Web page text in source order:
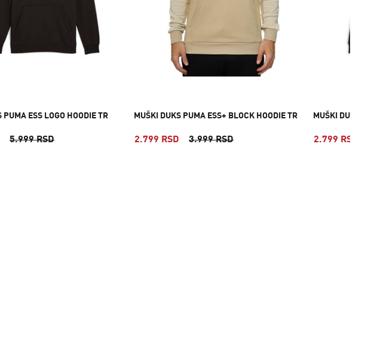
PUMA ESS LOGO HOODIE TR
5.999 RSD
MUŠKI DUKS PUMA ESS+ BLOCK HOODIE TR
2.799 RSD 3.999 RSD
MUŠKI DUKS
2.799 RSD